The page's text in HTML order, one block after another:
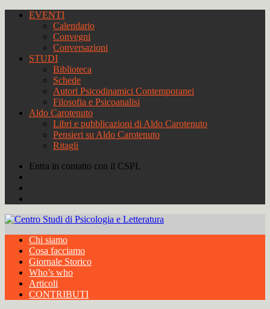
EVENTI
Calendario
Convegni
Conversazioni
STUDI
Biblioteca
Schede
Autori Psicodinamici Contemporanei
Filosofia e Psicoanalisi
Aldo Carotenuto
Libri e pubblicazioni di Aldo Carotenuto
Pensieri su Aldo Carotenuto
Ritagli
Entra in contatto con il CSPL
Chi siamo
Cosa facciamo
Giornale Storico
Who’s who
Articoli
CONTRIBUTI